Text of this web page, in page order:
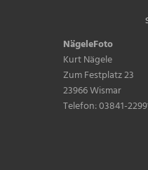
NägeleFoto
Kurt Nägele
Zum Festplatz 23
23966 Wismar
Telefon: 03841-